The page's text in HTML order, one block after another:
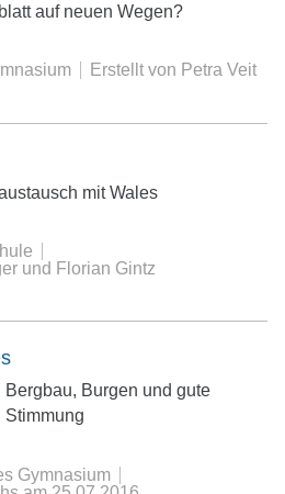
auf neuen Wegen?
Erstellt von Petra Veit
mit Wales
und Florian Gintz
Bergbau, Burgen und gute
Stimmung
Gymnasium